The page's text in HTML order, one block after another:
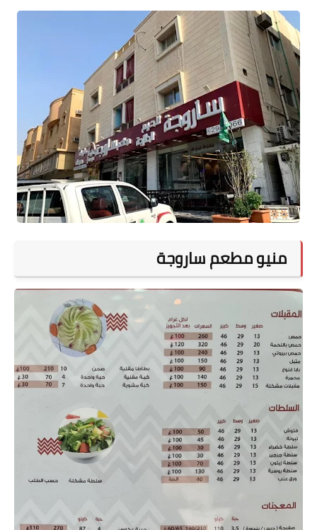
منيو مطعم ساروجة